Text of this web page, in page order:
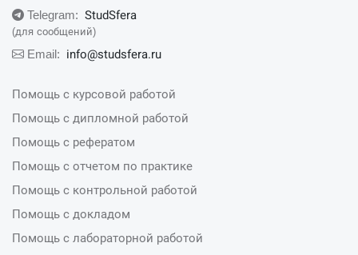
Telegram: StudSfera
(для сообщений)
Email: info@studsfera.ru
Помощь с курсовой работой
Помощь с дипломной работой
Помощь с рефератом
Помощь с отчетом по практике
Помощь с контрольной работой
Помощь с докладом
Помощь с лабораторной работой